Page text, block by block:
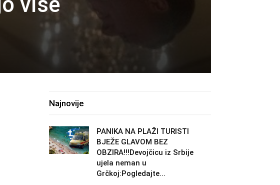
Najnovije
PANIKA NA PLAŽI TURISTI
BJEŽE GLAVOM BEZ
OBZIRA!!!Devojčicu iz Srbije
ujela neman u
Grčkoj:Pogledajte...